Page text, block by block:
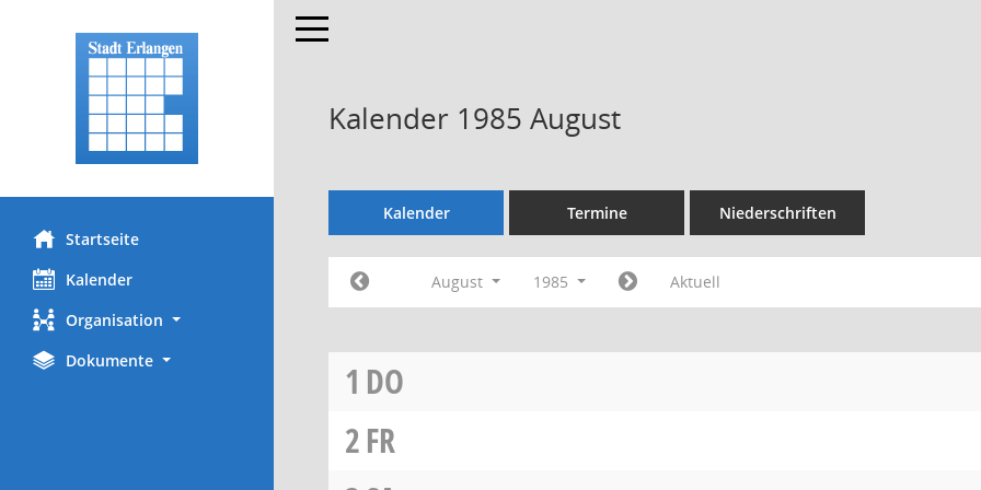
Startseite
Kalender
Organisation
Dokumente
Toggle navigation
Kalender 1985 August
Kalender Termine Niederschriften
August 1985 Aktuell
1 DO
2FR